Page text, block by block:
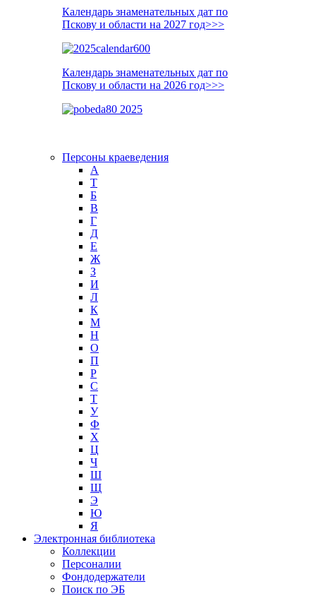
Календарь знаменательных дат по
Пскову и области на 2027 год>>>
Календарь знаменательных дат по
Пскову и области на 2026 год>>>
Персоны краеведения
А
T
Б
В
Г
Д
Е
Ж
З
И
Л
К
М
Н
О
П
Р
С
Т
У
Ф
Х
Ц
Ч
Ш
Щ
Э
Ю
Я
Электронная библиотека
Коллекции
Персоналии
Фондодержатели
Поиск по ЭБ